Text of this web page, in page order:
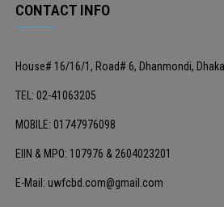
CONTACT INFO
House# 16/16/1, Road# 6, Dhanmondi,
TEL: 02-41063205
MOBILE: 01747976098
EIIN & MPO: 107976 & 2604023201
E-Mail: uwfcbd.com@gmail.com